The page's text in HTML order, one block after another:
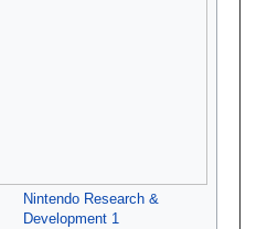
Nintendo Research &
Development 1